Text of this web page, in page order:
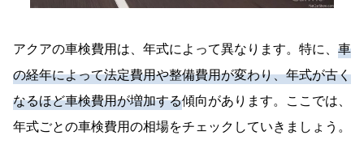
特別仕様車 Z“Raffine”
特別仕様車 Z“Raffine”（E-Four）
フレンドマチック取付用専用車 G
アクアの車検費用は、年式によって異なります。特に、 車
の経年によって法定費用や整備費用が変わり、年式が古く
なるほど車検費用が増加する傾向があります。ここでは、
年式ごとの車検費用の相場をチェックしていきましょう。